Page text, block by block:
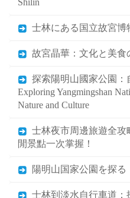
士林にある国立故宮博
故宮晶華：文化と美食
探索陽明山國家公園：
Exploring Yangmingshan
Nature and Culture
士林夜市周邊旅遊全
閒景點一次掌握！
陽明山国家公園を探
士林到淡水自行車道：